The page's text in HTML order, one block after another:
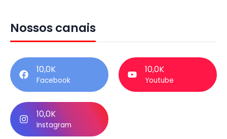
Nossos canais
10,0K
Facebook
10,0K
Youtube
10,0K
Instagram